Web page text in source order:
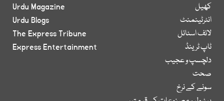
کھیل
انٹرٹینمنٹ
لائف اسٹائل
ٹاپ ٹرینڈ
دلچسپ و عجیب
صحت
سونے کے نرخ
Urdu Magazine
Urdu Blogs
The Express Tribune
Express Entertainment